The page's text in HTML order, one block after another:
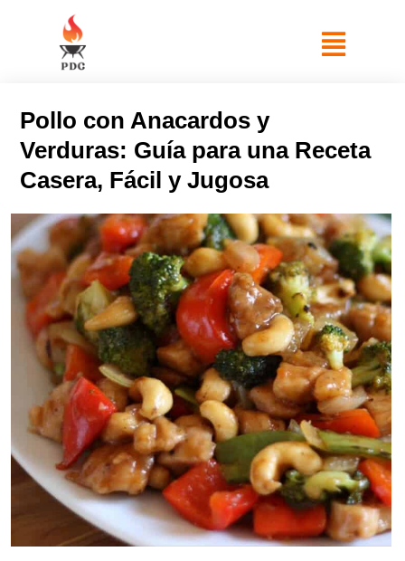
Pollo con Anacardos y
Verduras: Guía para una Receta
Casera, Fácil y Jugosa